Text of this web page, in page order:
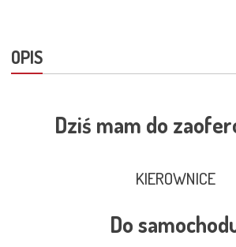
OPIS
Dziś mam do
KIEROWNICE
Do